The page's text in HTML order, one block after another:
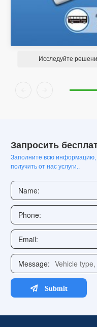
Запросить
Заполните всю информацию,
получить от нас услуги..